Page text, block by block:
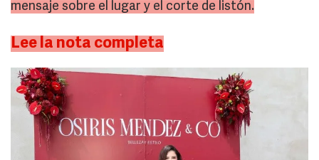
mensaje sobre el lugar y el corte de listón.
Lee la nota completa